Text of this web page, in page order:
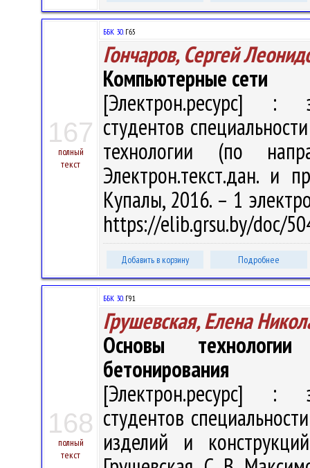
167
полный
текст
ББК 30.Г65
Гончаров, Сергей
Компьютерные сети
[Электрон.ресурс] :
студентов
технологии (по
Электрон.текст.дан. и
Купалы, 2016. – 1
https://elib.grsu.by/doc/
Добавить в корзину Подробнее
168
полный
текст
ББК 30.Г91
Грушевская, Елена
Основы
бетонирования
[Электрон.ресурс] :
студентов
изделий и